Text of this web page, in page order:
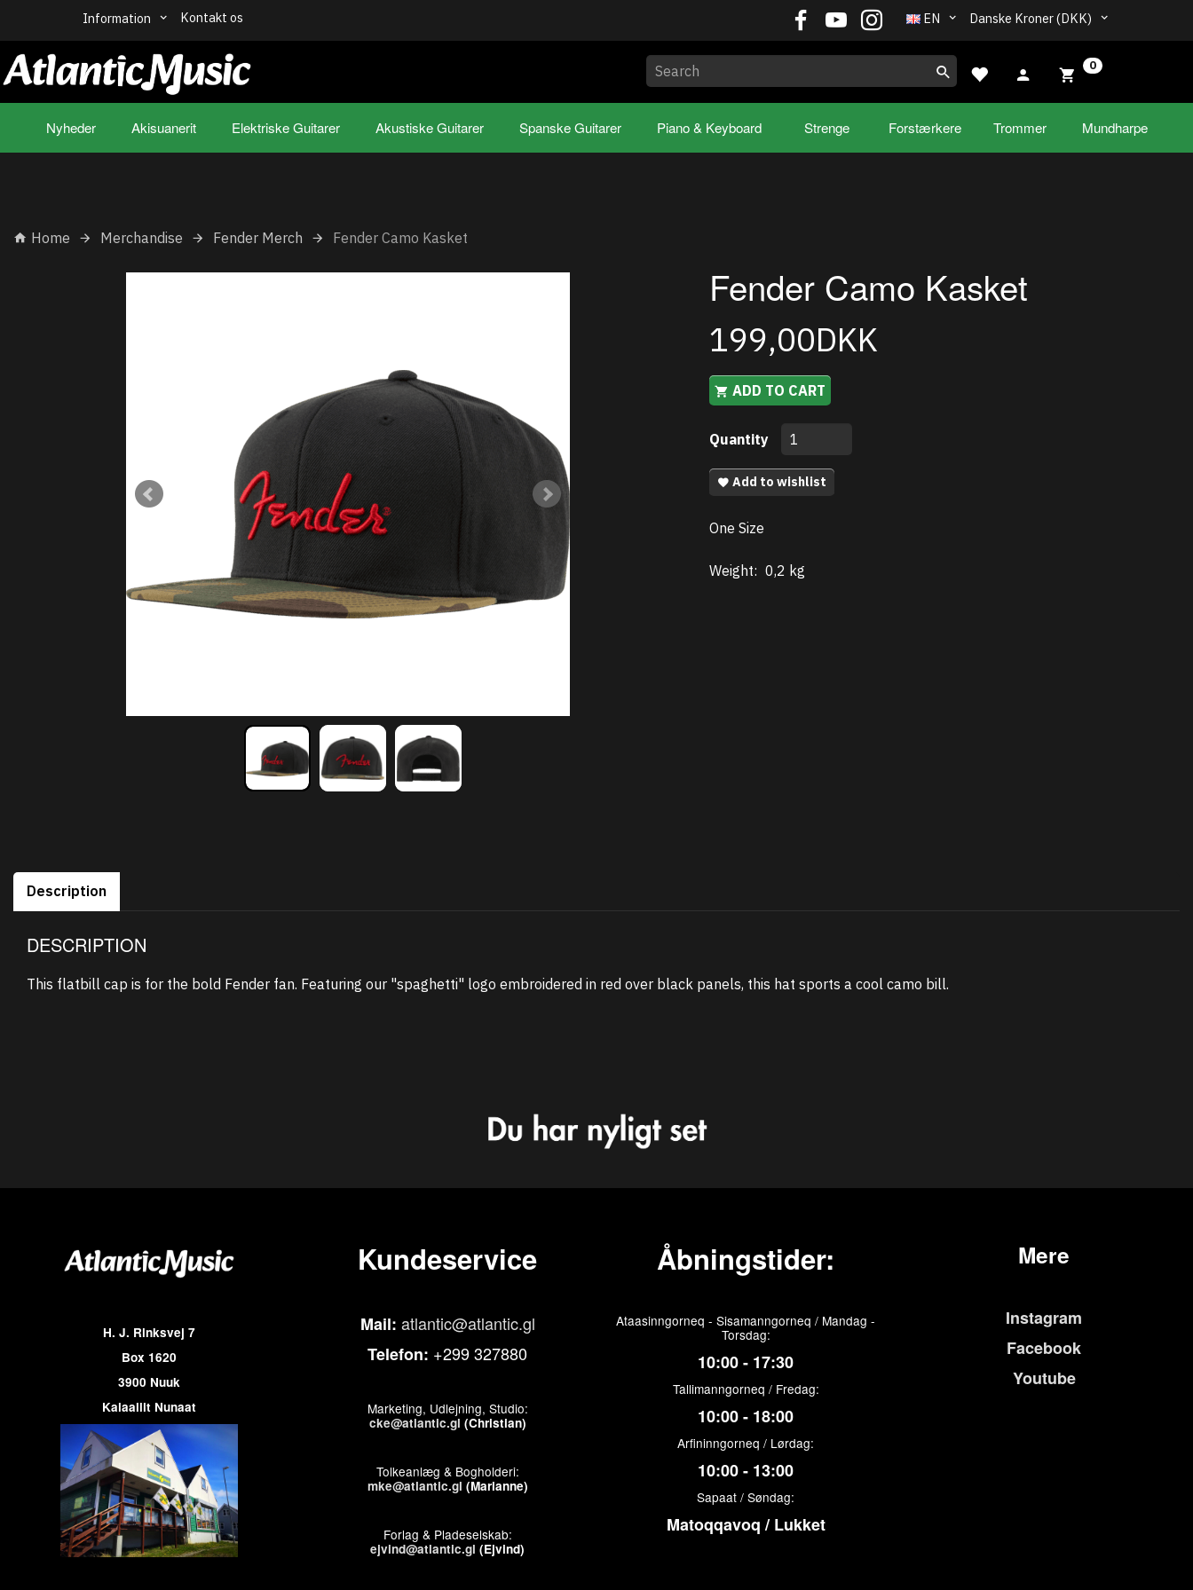
Danske Kroner (DKK)
EN
Information Kontakt os
0
Nyheder Akisuanerit Elektriske Guitarer Akustiske Guitarer Spanske Guitarer Piano & Keyboard Strenge Forstærkere Trommer Mundharpe
Home Merchandise Fender Merch Fender Camo Kasket
Fender Camo Kasket
199,00DKK
ADD TO CART
Quantity
Add to wishlist
One Size
Weight: 0,2 kg
Description
DESCRIPTION
This flatbill cap is for the bold Fender fan. Featuring our "spaghetti" logo embroidered in red over black panels, this hat sports a cool camo bill.
H. J. Rinksvej 7
Box 1620
3900 Nuuk
Kalaallit Nunaat
Kundeservice
Mail: atlantic@atlantic.gl
Telefon: +299 327880
Marketing, Udlejning, Studio:
cke@atlantic.gl (Christian)
Tolkeanlæg & Bogholderi:
mke@atlantic.gl (Marianne)
Forlag & Pladeselskab:
ejvind@atlantic.gl (Ejvind)
Åbningstider:
Ataasinngorneq - Sisamanngorneq / Mandag -
Torsdag:
10:00 - 17:30
Tallimanngorneq / Fredag:
10:00 - 18:00
Arfininngorneq / Lørdag:
10:00 - 13:00
Sapaat / Søndag:
Matoqqavoq / Lukket
Mere
Instagram
Facebook
Youtube